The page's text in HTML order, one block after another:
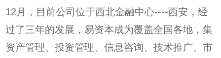
12月，目前公司位于西北金融中心----西安，经
过了三年的发展，易资本成为覆盖全国各地，集
资产管理、投资管理、信息咨询、技术推广、市